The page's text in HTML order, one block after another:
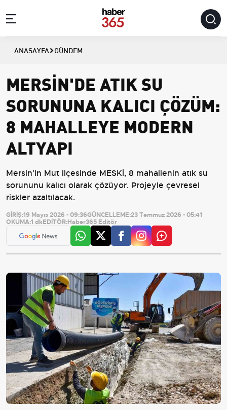
ANASAYFA GÜNDEM
MERSİN'DE ATIK SU
SORUNUNA KALICI ÇÖZÜM:
8 MAHALLEYE MODERN
ALTYAPI
Mersin'in Mut ilçesinde MESKİ, 8 mahallenin atık su
sorununu kalıcı olarak çözüyor. Projeyle çevresel
riskler azaltılacak.
GİRİŞ:19 Mayıs 2026 - 09:36GÜNCELLEME:23 Temmuz 2026 - 05:41
OKUMA:1 dkEDİTÖR:Haber365 Editör